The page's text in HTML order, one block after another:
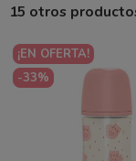
15 otros
¡EN OFERTA!
-33%